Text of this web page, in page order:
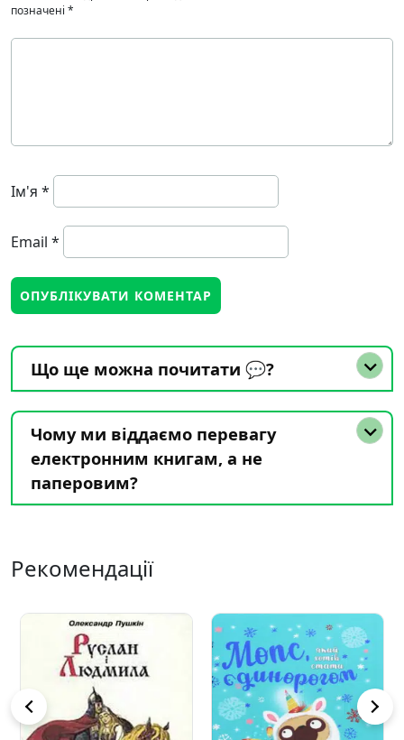
позначені *
Ім'я *
Email *
Що ще можна почитати 💬?
Чому ми віддаємо перевагу
електронним книгам, а не
паперовим?
Рекомендації